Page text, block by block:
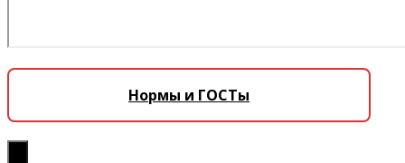
Нормы и ГОСТы